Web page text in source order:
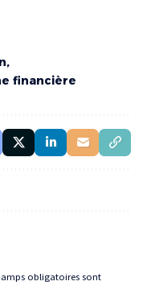
financière
obligatoires sont